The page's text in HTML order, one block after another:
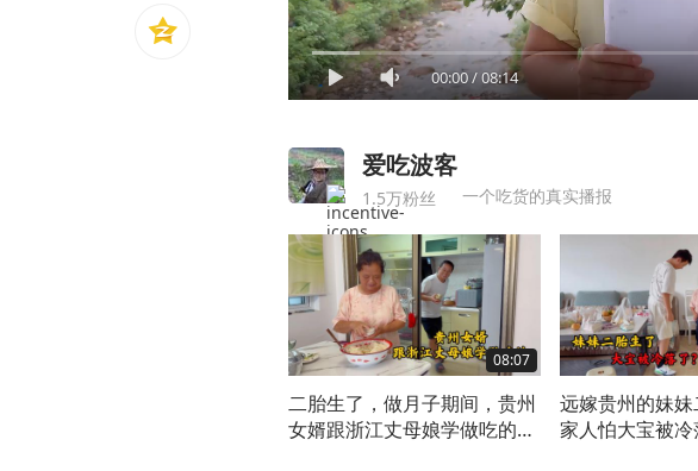
00:00/08:14
爱吃波客
1.5万粉丝 一个吃货的真实播报
08:07
二胎生了，做月子期间，贵州
女婿跟浙江丈母娘学做吃的，
远嫁贵州的妹
家人怕大宝被冷